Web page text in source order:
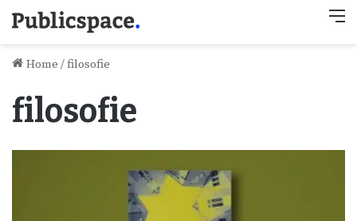
Home /filosofie
filosofie